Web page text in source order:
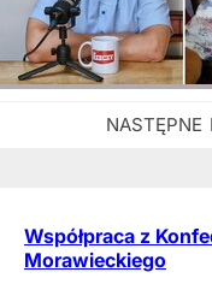
Współpraca z
Morawieckiego